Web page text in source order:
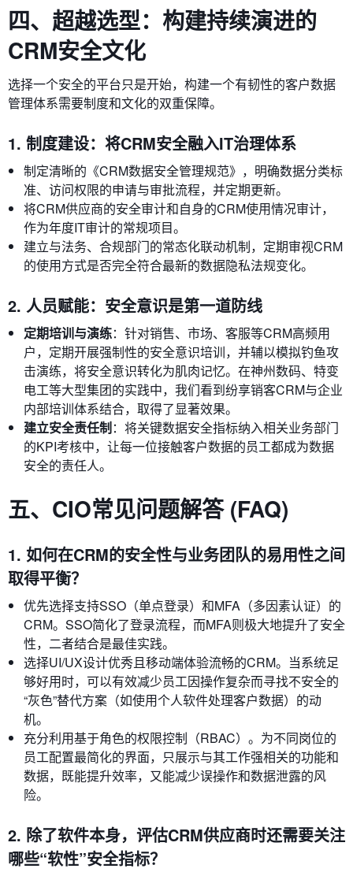
四、超越选型：构建持续演进的
CRM安全文化
选择一个安全的平台只是开始，构建一个有韧性的客户数据
管理体系需要制度和文化的双重保障。
1. 制度建设：将CRM安全融入IT治理体系
制定清晰的《CRM数据安全管理规范》，明确数据分类标
准、访问权限的申请与审批流程，并定期更新。
将CRM供应商的安全审计和自身的CRM使用情况审计，
作为年度IT审计的常规项目。
建立与法务、合规部门的常态化联动机制，定期审视CRM
的使用方式是否完全符合最新的数据隐私法规变化。
2. 人员赋能：安全意识是第一道防线
定期培训与演练：针对销售、市场、客服等CRM高频用
户，定期开展强制性的安全意识培训，并辅以模拟钓鱼攻
击演练，将安全意识转化为肌肉记忆。在神州数码、特变
电工等大型集团的实践中，我们看到纷享销客CRM与企业
内部培训体系结合，取得了显著效果。
建立安全责任制：将关键数据安全指标纳入相关业务部门
的KPI考核中，让每一位接触客户数据的员工都成为数据
安全的责任人。
五、CIO常见问题解答 (FAQ)
1. 如何在CRM的安全性与业务团队的易用性之间
取得平衡？
优先选择支持SSO（单点登录）和MFA（多因素认证）的
CRM。SSO简化了登录流程，而MFA则极大地提升了安全
性，二者结合是最佳实践。
选择UI/UX设计优秀且移动端体验流畅的CRM。当系统足
够好用时，可以有效减少员工因操作复杂而寻找不安全的
“灰色”替代方案（如使用个人软件处理客户数据）的动
机。
充分利用基于角色的权限控制（RBAC）。为不同岗位的
员工配置最简化的界面，只展示与其工作强相关的功能和
数据，既能提升效率，又能减少误操作和数据泄露的风
险。
2. 除了软件本身，评估CRM供应商时还需要关注
哪些“软性”安全指标？